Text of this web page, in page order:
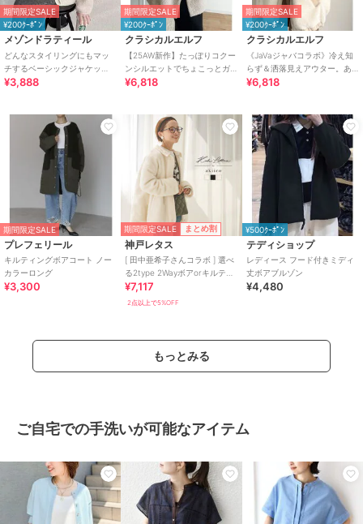
期間限定SALE
¥200ｸｰﾎﾟﾝ
メゾンドラティール
どんなスタイリングにもマッ
チするベーシックジャケッ
ト ボアジャケット ノーカラ
¥3,888
期間限定SALE
¥200ｸｰﾎﾟﾝ
クラシカルエルフ
【25AW新作】たっぽりコクー
ンシルエットでちょこっとガ
ーリー見せ。ノーカラーコク
¥6,818
期間限定SALE
¥200ｸｰﾎﾟﾝ
クラシカルエルフ
《JaVaジャバコラボ》冷え知
らず＆洒落見えアウター。あ
ったかボア異素材切り替えブ
¥6,818
期間限定SALE
プレフェリール
キルティングボアコート ノー
カラーロング
¥3,300
期間限定SALE まとめ割
神戸レタス
[ 田中亜希子さんコラボ ] 選べ
る2type 2Wayボアorキルティ
ングコート [K1088]
¥7,117
2点以上で5%OFF
¥500ｸｰﾎﾟﾝ
テディショップ
レディース フード付きミディ
丈ボアブルゾン
¥4,480
もっとみる
ご自宅での手洗いが可能なアイテム